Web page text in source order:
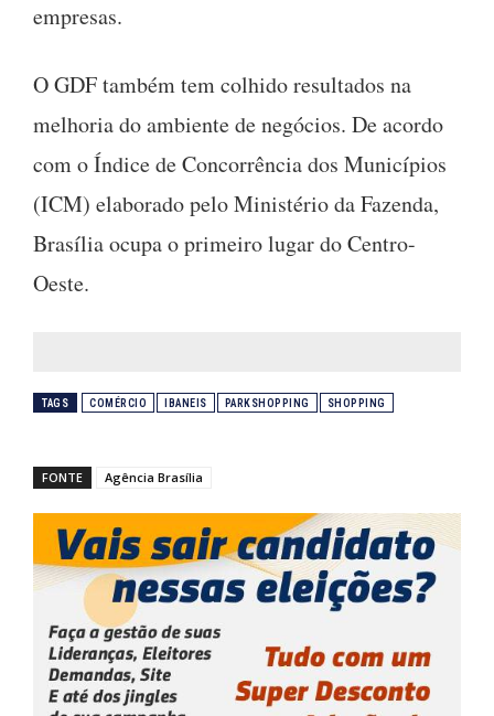
empresas.
O GDF também tem colhido resultados na
melhoria do ambiente de negócios. De acordo
com o Índice de Concorrência dos Municípios
(ICM) elaborado pelo Ministério da Fazenda,
Brasília ocupa o primeiro lugar do Centro-
Oeste.
TAGS COMÉRCIO IBANEIS PARKSHOPPING SHOPPING
FONTE Agência Brasília